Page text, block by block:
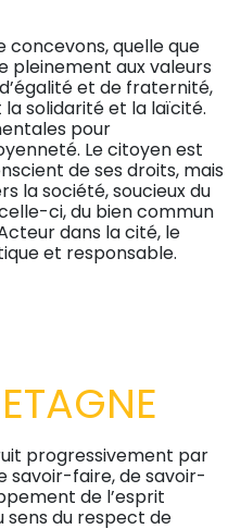
concevons, quelle que
pleinement aux valeurs
et de fraternité,
solidarité et la laïcité.
pour
Le citoyen est
de ses droits, mais
la société, soucieux du
ci, du bien commun
dans la cité, le
et responsable.
progressivement par
savoir-faire, de savoir-
de l’esprit
sens du respect de